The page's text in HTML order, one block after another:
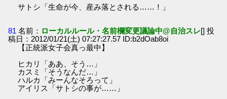
サトシ「生命が今、産み落とされる……！」
81 名前： ローカルルール・名前欄変更議論中@自治スレ[] 投
稿日：2012/01/21(土) 07:27:27.57 ID:b2dOab8oi
【正統派女子会真っ最中】
ヒカリ「ああ、そう…」
カスミ「そうなんだ…」
ハルカ「みーんなそろって」
アイリス「サトシの事が……」